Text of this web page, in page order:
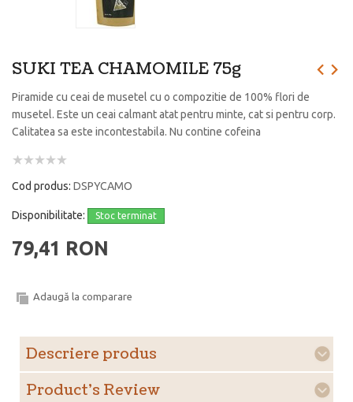
SUKI TEA CHAMOMILE 75g
Piramide cu ceai de musetel cu o compozitie de 100% flori de
musetel. Este un ceai calmant atat pentru minte, cat si pentru corp.
Calitatea sa este incontestabila. Nu contine cofeina
Cod produs: DSPYCAMO
Disponibilitate: Stoc terminat
79,41 RON
Adaugă la comparare
Descriere produs
Product's Review